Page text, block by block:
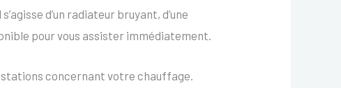
d’un radiateur bruyant, d’une
pour vous assister immédiatement.
concernant votre chauffage.